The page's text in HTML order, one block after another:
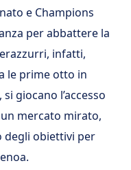
e Champions
per abbattere la
infatti,
le prime otto in
giocano l’accesso
mercato mirato,
degli obiettivi per